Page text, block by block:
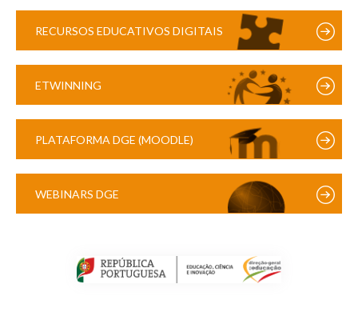
RECURSOS EDUCATIVOS DIGITAIS
ETWINNING
PLATAFORMA DGE (MOODLE)
WEBINARS DGE